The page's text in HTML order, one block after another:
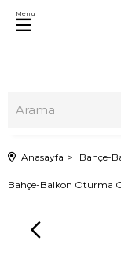
Menu
Anasayfa Bahçe-
Bahçe-Balkon Oturma